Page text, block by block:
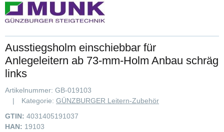
Ausstiegsholm einschiebbar für
Anlegeleitern ab 73-mm-Holm Anbau schräg
links
Artikelnummer: GB-019103
Kategorie: GÜNZBURGER Leitern-Zubehör
GTIN: 4031405191037
HAN: 19103